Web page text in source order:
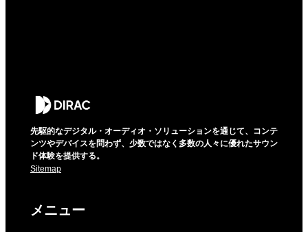
先駆的なデジタル・オーディオ・ソリューションを通じて、コンテ
ンツやデバイスを問わず、少数ではなく多数の人々に優れたサウン
ド体験を提供する。
Sitemap
メニュー